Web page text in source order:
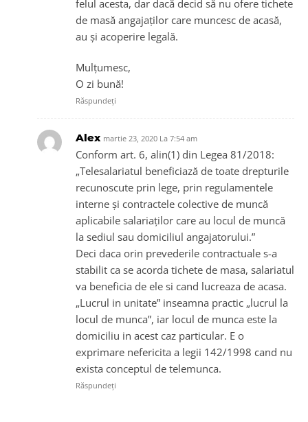
felul acesta, dar dacă decid să nu ofere tichete
de masă angajaților care muncesc de acasă,
au și acoperire legală.
Mulțumesc,
O zi bună!
Răspundeți
Alex martie 23, 2020 La 7:54 am
Conform art. 6, alin(1) din Legea 81/2018:
„Telesalariatul beneficiază de toate drepturile
recunoscute prin lege, prin regulamentele
interne și contractele colective de muncă
aplicabile salariaților care au locul de muncă
la sediul sau domiciliul angajatorului.”
Deci daca orin prevederile contractuale s-a
stabilit ca se acorda tichete de masa, salariatul
va beneficia de ele si cand lucreaza de acasa.
„Lucrul in unitate” inseamna practic „lucrul la
locul de munca”, iar locul de munca este la
domiciliu in acest caz particular. E o
exprimare nefericita a legii 142/1998 cand nu
exista conceptul de telemunca.
Răspundeți